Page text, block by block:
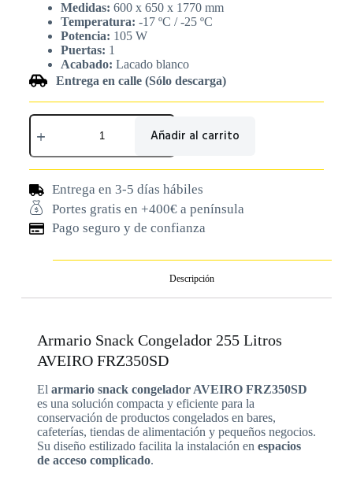
Medidas: 600 x 650 x 1770 mm
Temperatura: -17 ºC / -25 ºC
Potencia: 105 W
Puertas: 1
Acabado: Lacado blanco
Entrega en calle (Sólo descarga)
Añadir al carrito
Entrega en 3-5 días hábiles
Portes gratis en +400€ a península
Pago seguro y de confianza
Descripción
Armario Snack Congelador 255 Litros
AVEIRO FRZ350SD
El armario snack congelador AVEIRO FRZ350SD
es una solución compacta y eficiente para la
conservación de productos congelados en bares,
cafeterías, tiendas de alimentación y pequeños negocios.
Su diseño estilizado facilita la instalación en espacios
de acceso complicado.